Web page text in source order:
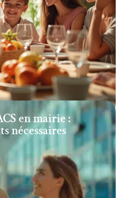
en mairie :
nécessaires